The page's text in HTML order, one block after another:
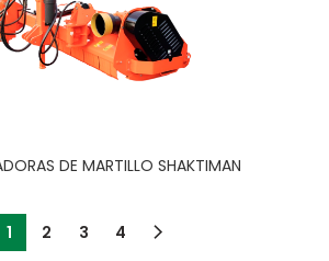
DE MARTILLO SHAKTIMAN
1 2 3 4